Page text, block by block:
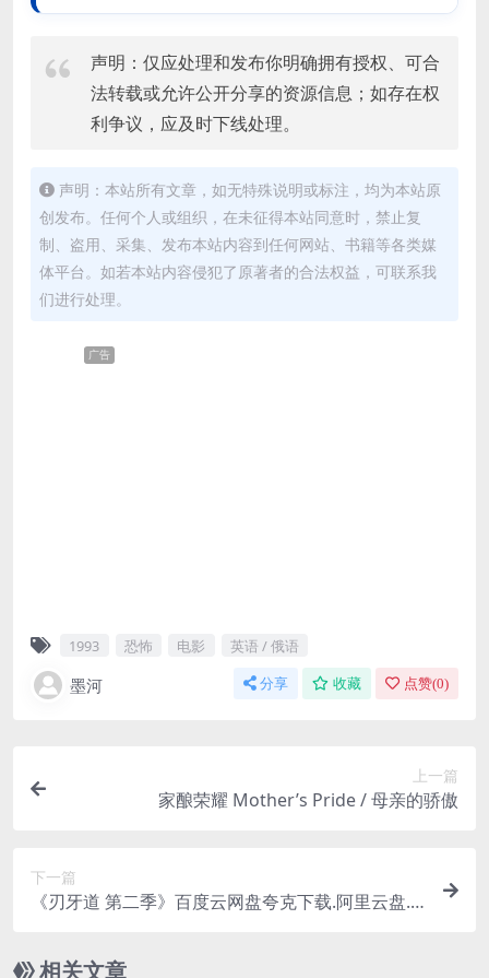
声明：仅应处理和发布你明确拥有授权、可合
法转载或允许公开分享的资源信息；如存在权
利争议，应及时下线处理。
声明：本站所有文章，如无特殊说明或标注，均为本站原
创发布。任何个人或组织，在未征得本站同意时，禁止复
制、盗用、采集、发布本站内容到任何网站、书籍等各类媒
体平台。如若本站内容侵犯了原著者的合法权益，可联系我
们进行处理。
广告
1993 恐怖 电影 英语 / 俄语
墨河 分享 收藏 点赞(0)
上一篇
家酿荣耀 Mother’s Pride / 母亲的骄傲
下一篇
《刃牙道 第二季》百度云网盘夸克下载.阿里云盘.
相关文章